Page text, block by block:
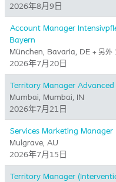
2026年8月9日
Account Manager
Bayern
München, Bavaria, DE + 另外
2026年7月20日
Territory Manager
Mumbai, Mumbai, IN
2026年7月21日
Services Marketing Manager
Mulgrave, AU
2026年7月15日
Territory Manager